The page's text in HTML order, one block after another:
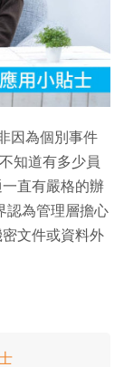
因為個別事件
知道有多少員
直有嚴格的辦
認為管理層擔心
文件或資料外